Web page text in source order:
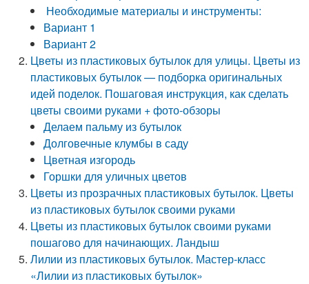
Необходимые материалы и инструменты:
Вариант 1
Вариант 2
Цветы из пластиковых бутылок для улицы. Цветы из
пластиковых бутылок — подборка оригинальных
идей поделок. Пошаговая инструкция, как сделать
цветы своими руками + фото-обзоры
Делаем пальму из бутылок
Долговечные клумбы в саду
Цветная изгородь
Горшки для уличных цветов
Цветы из прозрачных пластиковых бутылок. Цветы
из пластиковых бутылок своими руками
Цветы из пластиковых бутылок своими руками
пошагово для начинающих. Ландыш
Лилии из пластиковых бутылок. Мастер-класс
«Лилии из пластиковых бутылок»